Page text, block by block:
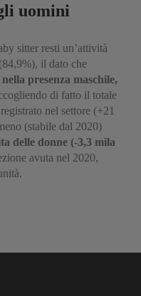
uomini
sitter resti un’attività
il dato che
nella presenza maschile,
di fatto il totale
nel settore (+21
(stabile dal 2020)
delle donne (-3,3 mila
avuta nel 2020,